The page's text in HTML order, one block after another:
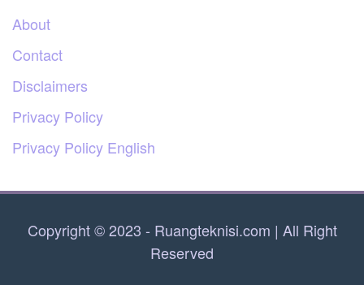
About
Contact
Disclaimers
Privacy Policy
Privacy Policy English
Copyright © 2023 - Ruangteknisi.com | All Right
Reserved